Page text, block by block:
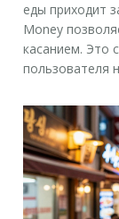
еды приходит
Money
касанием. Это
пользователя